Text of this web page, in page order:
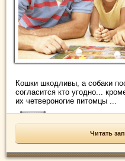
Кошки шкодливы, а собаки
согласится кто угодно...
их четвероногие питомцы ...
Читать